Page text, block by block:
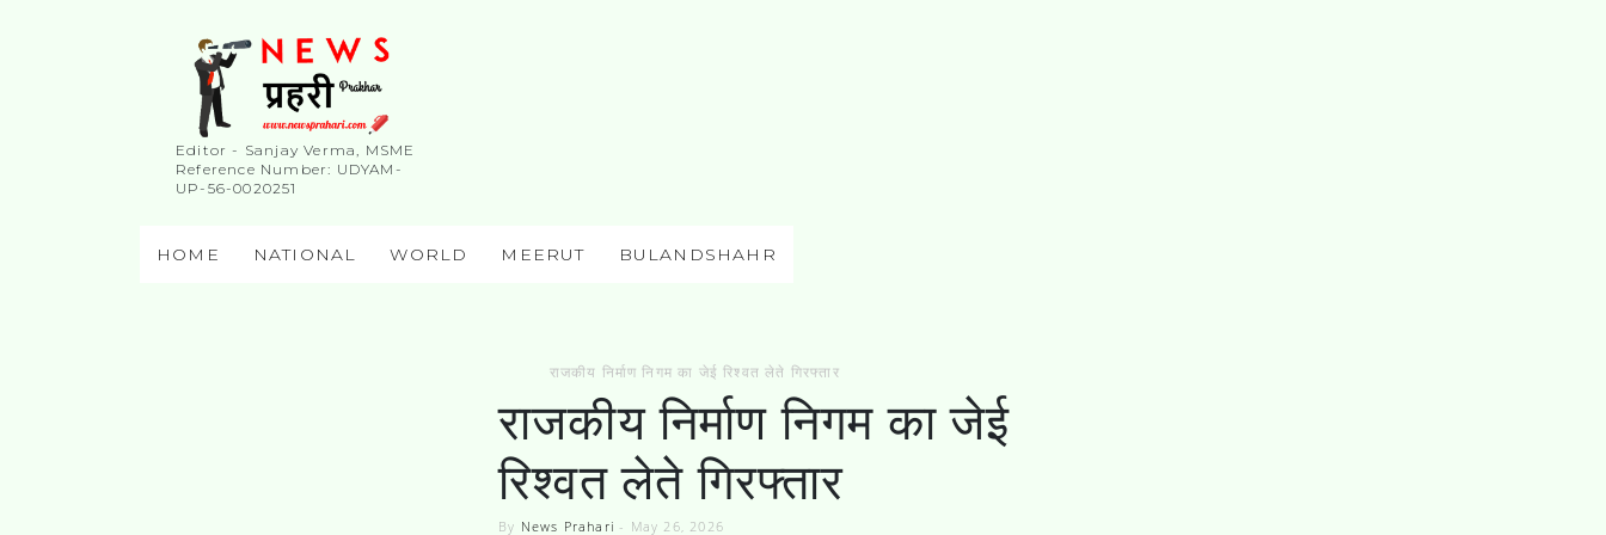
Editor - Sanjay Verma, MSME
Reference Number: UDYAM-
UP-56-0020251
HOME NATIONAL WORLD MEERUT BULANDSHAHR
राजकीय निर्माण निगम का जेई रिश्वत लेते गिरफ्तार
राजकीय निर्माण निगम का जेई
रिश्वत लेते गिरफ्तार
By News Prahari - May 26, 2026